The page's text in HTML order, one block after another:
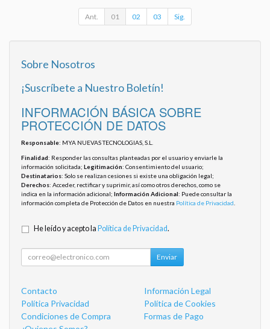
Ant. 01 02 03 Sig.
Sobre Nosotros
¡Suscríbete a Nuestro Boletín!
INFORMACIÓN BÁSICA SOBRE
PROTECCIÓN DE DATOS
Responsable: MYA NUEVAS TECNOLOGIAS, S.L.
Finalidad: Responder las consultas planteadas por el usuario y enviarle la
información solicitada; Legitimación: Consentimiento del usuario;
Destinatarios: Solo se realizan cesiones si existe una obligación legal;
Derechos: Acceder, rectificar y suprimir, así como otros derechos, como se
indica en la información adicional; Información Adicional: Puede consultar la
información completa de Protección de Datos en nuestra Política de Privacidad
He leído y acepto la Política de Privacidad.
Enviar
Contacto
Información Legal
Política Privacidad
Política de Cookies
Condiciones de Compra
Formas de Pago